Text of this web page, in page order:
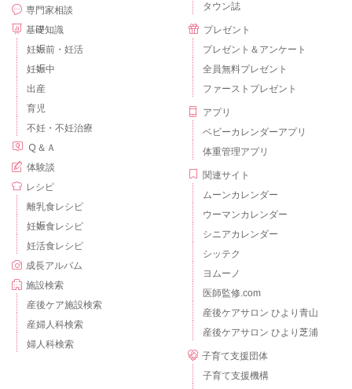
専門家相談
基礎知識
妊娠前・妊活
妊娠中
出産
育児
不妊・不妊治療
Ｑ＆Ａ
体験談
レシピ
離乳食レシピ
妊娠食レシピ
妊活食レシピ
成長アルバム
施設検索
産後ケア施設検索
産婦人科検索
婦人科検索
タウン誌
プレゼント
プレゼント＆アンケート
全員無料プレゼント
ファーストプレゼント
アプリ
ベビーカレンダーアプリ
体重管理アプリ
関連サイト
ムーンカレンダー
ウーマンカレンダー
シニアカレンダー
シッテク
ヨムーノ
医師監修.com
産後ケアサロン ひより青山
産後ケアサロン ひより芝浦
子育て支援団体
子育て支援機構